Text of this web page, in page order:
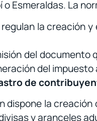
Esmeraldas. La
la creación
del
del
de
dispone la
y aranceles